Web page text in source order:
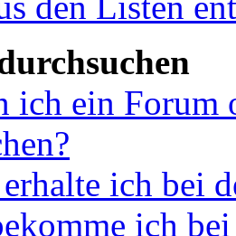
ich ein Forum
ich bei
ich